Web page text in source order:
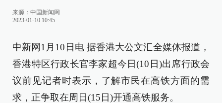
来源： 中国新闻网
2023-01-10 10:45
中新网1月10日电 据香港大公文汇全媒体报道，
香港特区行政长官李家超今日(10日)出席行政会
议前见记者时表示，了解市民在高铁方面的需
求，正争取在周日(15日)开通高铁服务。